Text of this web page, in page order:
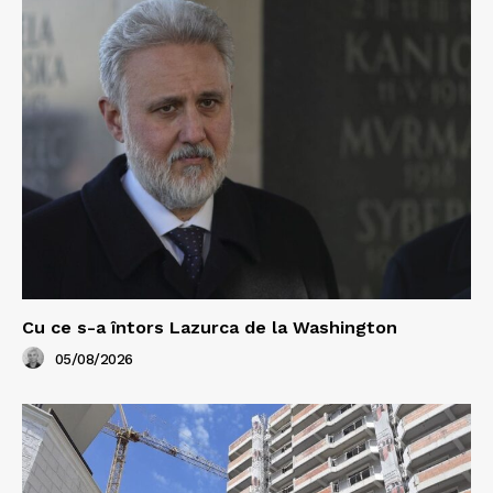
Cu ce s-a întors Lazurca de la Washington
05/08/2026